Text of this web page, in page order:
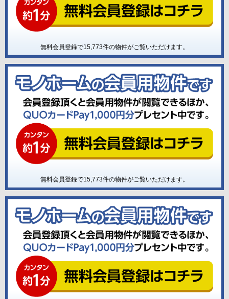
無料会員登録で15,773件の物件がご覧いただけます。
無料会員登録で15,773件の物件がご覧いただけます。